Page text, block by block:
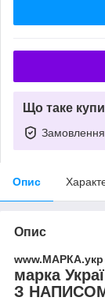
Що таке
Замовлення
Опис
Опис
www.МАРКА.укр
марка
З